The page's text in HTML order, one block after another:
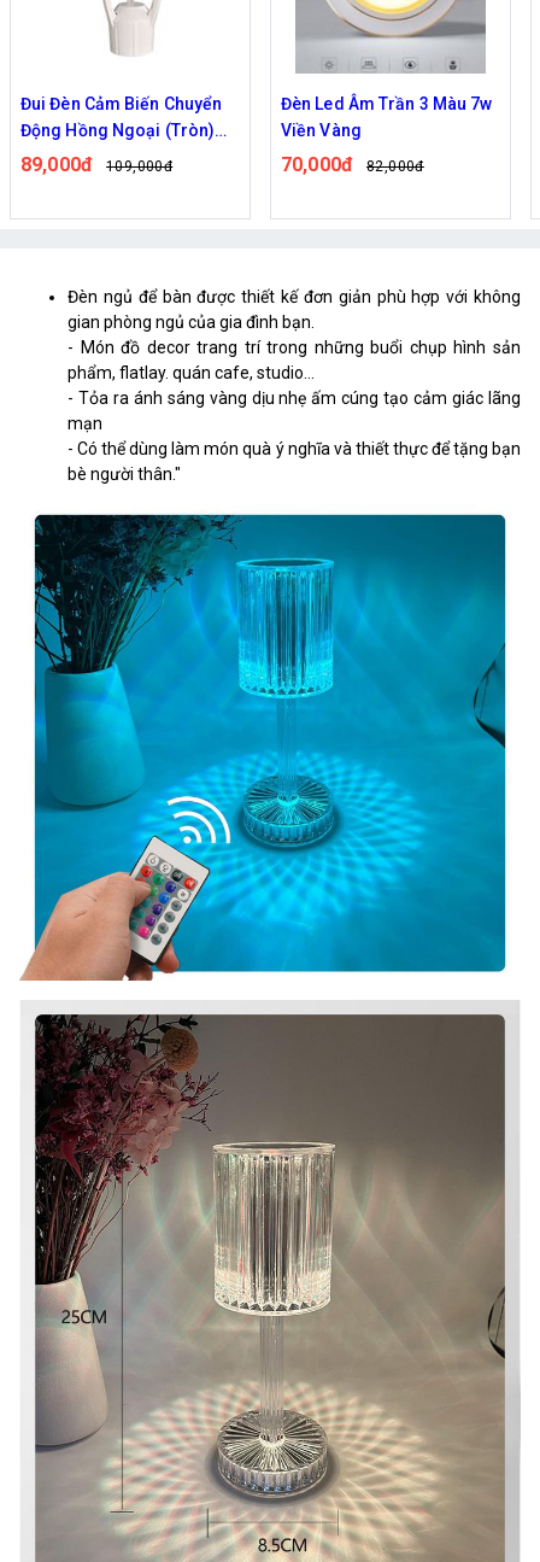
Đui Đèn Cảm Biến Chuyển
Động Hồng Ngoại (Tròn)
Nối Đui E27
89,000đ 109,000đ
Đèn Led Âm Trần 3 Màu 7w
Viền Vàng
70,000đ 82,000đ
Đèn ngủ để bàn được thiết kế đơn giản phù hợp với không
gian phòng ngủ của gia đình bạn.
- Món đồ decor trang trí trong những buổi chụp hình sản
phẩm, flatlay. quán cafe, studio...
- Tỏa ra ánh sáng vàng dịu nhẹ ấm cúng tạo cảm giác lãng
mạn
- Có thể dùng làm món quà ý nghĩa và thiết thực để tặng bạn
bè người thân."